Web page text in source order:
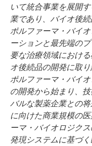
いて統合事業を展開
業であり、バイオ後
ポルファーマ・バイ
ーションと最先端の
要な治療領域におけ
オ後続品の開発に取り
ポルファーマ・バイ
の開発から始まり、
バルな製薬企業との
に向けた商業規模の
ーマ・バイオロジク
発現システムに基づ